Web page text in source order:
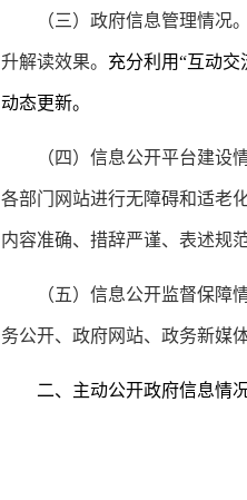
（三）政府信息管理情况
升解读效果。 充分利用“互动
动态更新。
（四）信息公开平台建设
各部门网站进行无障碍和适老
内容准确、措辞严谨、表述规
（五）信息公开监督保障
务公开、政府网站、政务新媒
二、主动公开政府信息情